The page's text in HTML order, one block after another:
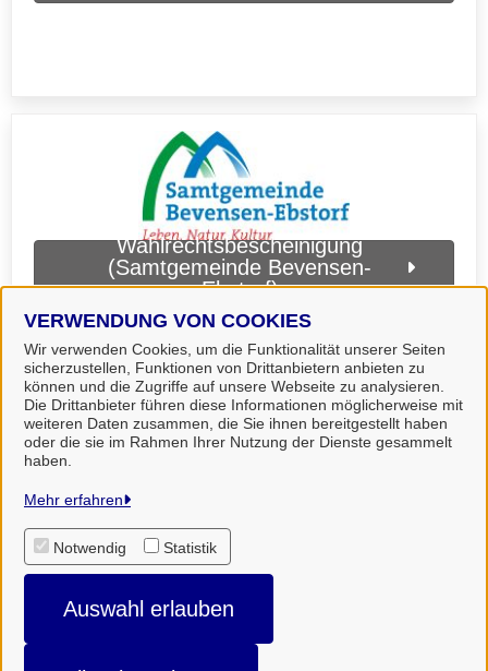
VERWENDUNG VON COOKIES
Wir verwenden Cookies, um die Funktionalität unserer Seiten
sicherzustellen, Funktionen von Drittanbietern anbieten zu
können und die Zugriffe auf unsere Webseite zu analysieren.
Die Drittanbieter führen diese Informationen möglicherweise mit
weiteren Daten zusammen, die Sie ihnen bereitgestellt haben
oder die sie im Rahmen Ihrer Nutzung der Dienste gesammelt
haben.
Mehr erfahren
Notwendig Statistik
Auswahl erlauben
Wahlrechtsbescheinigung
(Samtgemeinde Bevensen-
Ebstorf)
Landkreis Uelzen
Alle Rechte vorbehalten